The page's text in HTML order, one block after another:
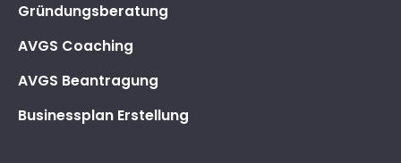
Gründungsberatung
AVGS Coaching
AVGS Beantragung
Businessplan Erstellung